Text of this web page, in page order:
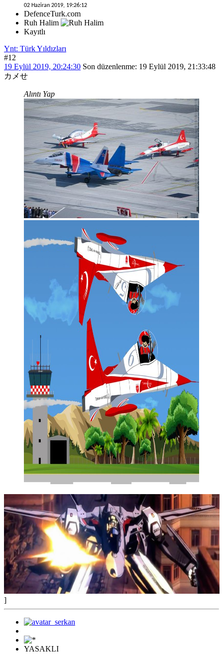
02 Haziran 2019, 19:26:12
DefenceTurk.com
Ruh Halim
Kayıtlı
Ynt: Türk Yıldızları
#12
19 Eylül 2019, 20:24:30 Son düzenlenme: 19 Eylül 2019, 21:33:48
カメせ
Alıntı Yap
]
YASAKLI